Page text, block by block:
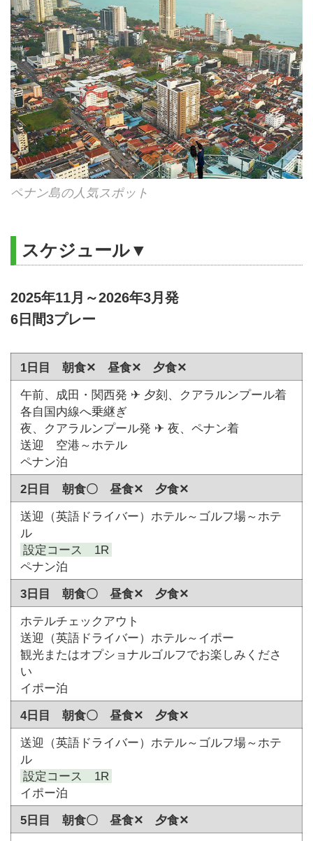
ペナン島の人気スポット
スケジュール▼
2025年11月～2026年3月発
6日間3プレー
1日目 朝食✕ 昼食✕ 夕食✕
午前、成田・関西発 ✈ 夕刻、クアラルンプール着
各自国内線へ乗継ぎ
夜、クアラルンプール発 ✈ 夜、ペナン着
送迎 空港～ホテル
ペナン泊
2日目 朝食〇 昼食✕ 夕食✕
送迎（英語ドライバー）ホテル～ゴルフ場～ホテ
ル
設定コース 1R
ペナン泊
3日目 朝食〇 昼食✕ 夕食✕
ホテルチェックアウト
送迎（英語ドライバー）ホテル～イポー
観光またはオプショナルゴルフでお楽しみくださ
い
イポー泊
4日目 朝食〇 昼食✕ 夕食✕
送迎（英語ドライバー）ホテル～ゴルフ場～ホテ
ル
設定コース 1R
イポー泊
5日目 朝食〇 昼食✕ 夕食✕